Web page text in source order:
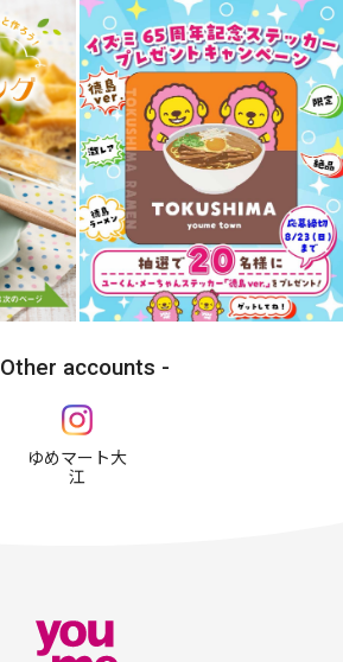
Other accounts
ゆめマート大
江